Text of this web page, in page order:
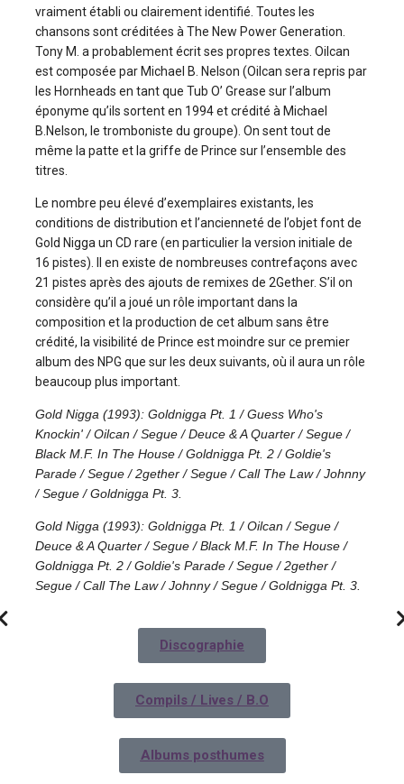
vraiment établi ou clairement identifié. Toutes les
chansons sont créditées à The New Power Generation.
Tony M. a probablement écrit ses propres textes. Oilcan
est composée par Michael B. Nelson (Oilcan sera repris par
les Hornheads en tant que Tub O’ Grease sur l’album
éponyme qu’ils sortent en 1994 et crédité à Michael
B.Nelson, le tromboniste du groupe). On sent tout de
même la patte et la griffe de Prince sur l’ensemble des
titres.
Le nombre peu élevé d’exemplaires existants, les
conditions de distribution et l’ancienneté de l’objet font de
Gold Nigga un CD rare (en particulier la version initiale de
16 pistes). Il en existe de nombreuses contrefaçons avec
21 pistes après des ajouts de remixes de 2Gether. S’il on
considère qu’il a joué un rôle important dans la
composition et la production de cet album sans être
crédité, la visibilité de Prince est moindre sur ce premier
album des NPG que sur les deux suivants, où il aura un rôle
beaucoup plus important.
Gold Nigga (1993): Goldnigga Pt. 1 / Guess Who's
Knockin' / Oilcan / Segue / Deuce & A Quarter / Segue /
Black M.F. In The House / Goldnigga Pt. 2 / Goldie's
Parade / Segue / 2gether / Segue / Call The Law / Johnny
/ Segue / Goldnigga Pt. 3.
Gold Nigga (1993): Goldnigga Pt. 1 / Oilcan / Segue /
Deuce & A Quarter / Segue / Black M.F. In The House /
Goldnigga Pt. 2 / Goldie's Parade / Segue / 2gether /
Segue / Call The Law / Johnny / Segue / Goldnigga Pt. 3.
Discographie
Compils / Lives / B.O
Albums posthumes